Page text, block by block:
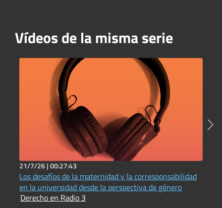
Vídeos de la misma serie
21/7/26 |00:27:43
Los desafíos de la maternidad y la corresponsabilidad
en la universidad desde la perspectiva de género
Derecho en Radio 3